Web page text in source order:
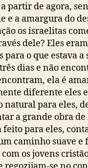
partir de agora,
e a amargura do
os israelitas
dele? Eles
para o que estava a
dias e não
ela é
diferente eles
natural para eles,
a grande obra
feito para eles,
caminho suave e
os jovens